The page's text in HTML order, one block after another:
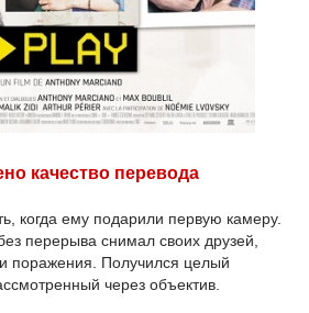
качество перевода
когда ему подарили первую камеру.
перерыва снимал своих друзей,
поражения. Получился целый
через объектив.